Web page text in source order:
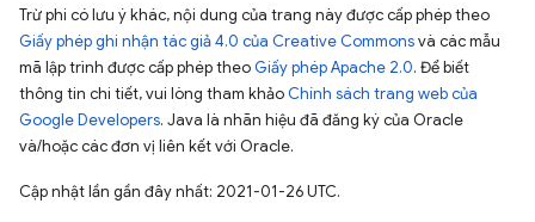
Trừ phi có lưu ý khác, nội dung của trang này được cấp phép theo
Giấy phép ghi nhận tác giả 4.0 của Creative Commonsvà các mẫu
mã lập trình được cấp phép theo Giấy phép Apache 2.0. Để biết
thông tin chi tiết, vui lòng tham khảo Chính sách trang web của
Google Developers. Java là nhãn hiệu đã đăng ký của Oracle
và/hoặc các đơn vị liên kết với Oracle.
Cập nhật lần gần đây nhất: 2021-01-26 UTC.